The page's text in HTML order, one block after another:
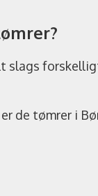
slags
de tømrer i